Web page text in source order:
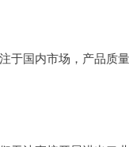
于国内市场，产品质